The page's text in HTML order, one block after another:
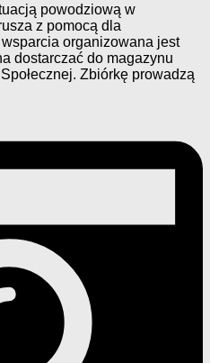
powodziową w
z pomocą dla
organizowana jest
dostarczać do magazynu
Zbiórkę prowadzą